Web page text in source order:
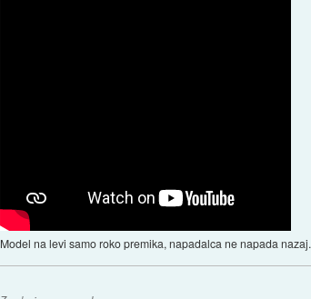
Model na levi samo roko premika, napadalca ne napada nazaj.